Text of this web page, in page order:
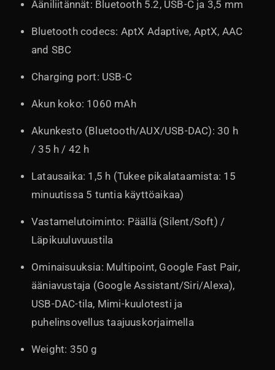
Ääniliitännät: Bluetooth 5.2, USB-C ja 3,5 mm
Bluetooth codecs: AptX Adaptive, AptX, AAC
and SBC
Charging port: USB-C
Akun koko: 1060 mAh
Akunkesto (Bluetooth/AUX/USB-DAC): 30 h
/ 35 h / 42 h
Latausaika: 1,5 h (Tukee pikalataamista: 15
minuutissa 5 tuntia käyttöaikaa)
Vastamelutoiminto: Päällä (Silent/Soft) /
Läpikuuluvuustila
Ominaisuuksia: Multipoint, Google Fast Pair,
ääniavustaja (Google Assistant/Siri/Alexa),
USB-DAC-tila, Mimi-kuulotesti ja
puhelinsovellus taajuuskorjaimella
Weight: 350 g